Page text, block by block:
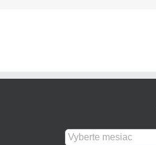
Архива